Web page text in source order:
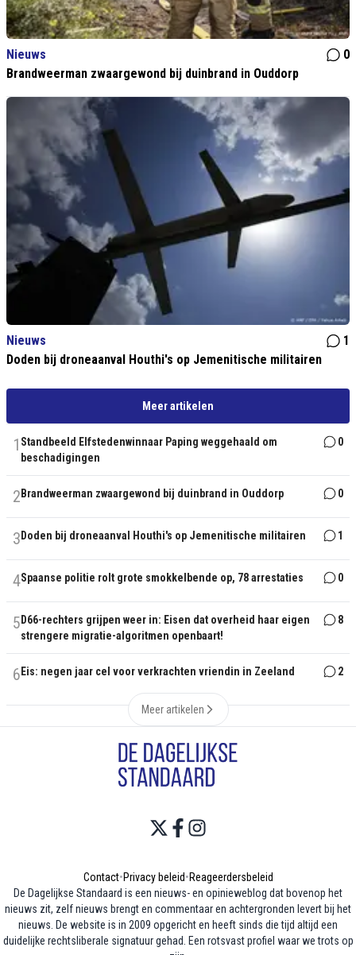
Nieuws
0
Brandweerman zwaargewond bij duinbrand in Ouddorp
Nieuws
1
Doden bij droneaanval Houthi's op Jemenitische militairen
Meer artikelen
1 Standbeeld Elfstedenwinnaar Paping weggehaald om
beschadigingen
0
2 Brandweerman zwaargewond bij duinbrand in Ouddorp 0
3 Doden bij droneaanval Houthi's op Jemenitische militairen 1
4Spaanse politie rolt grote smokkelbende op, 78 arrestaties 0
5 D66-rechters grijpen weer in: Eisen dat overheid haar eigen
strengere migratie-algoritmen openbaart!
8
6 Eis: negen jaar cel voor verkrachten vriendin in Zeeland 2
Meer artikelen
Contact•Privacy beleid•Reageerdersbeleid
De Dagelijkse Standaard is een nieuws- en opinieweblog dat bovenop het
nieuws zit, zelf nieuws brengt en commentaar en achtergronden levert bij het
nieuws. De website is in 2009 opgericht en heeft sinds die tijd altijd een
duidelijke rechtsliberale signatuur gehad. Een rotsvast profiel waar we trots op